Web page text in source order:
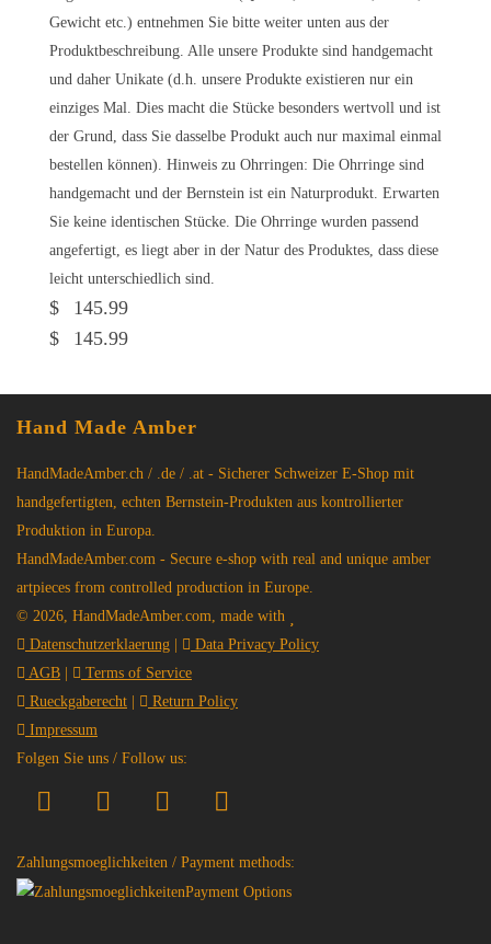
Gewicht etc.) entnehmen Sie bitte weiter unten aus der
Produktbeschreibung. Alle unsere Produkte sind handgemacht
und daher Unikate (d.h. unsere Produkte existieren nur ein
einziges Mal. Dies macht die Stücke besonders wertvoll und ist
der Grund, dass Sie dasselbe Produkt auch nur maximal einmal
bestellen können). Hinweis zu Ohrringen: Die Ohrringe sind
handgemacht und der Bernstein ist ein Naturprodukt. Erwarten
Sie keine identischen Stücke. Die Ohrringe wurden passend
angefertigt, es liegt aber in der Natur des Produktes, dass diese
leicht unterschiedlich sind.
$
145.99
$
145.99
Hand Made Amber
HandMadeAmber.ch / .de / .at - Sicherer Schweizer E-Shop mit
handgefertigten, echten Bernstein-Produkten aus kontrollierter
Produktion in Europa.
HandMadeAmber.com - Secure e-shop with real and unique amber
artpieces from controlled production in Europe.
© 2026, HandMadeAmber.com, made with
Datenschutzerklaerung
Data Privacy Policy
AGB
Terms of Service
Rueckgaberecht
Return Policy
Impressum
Folgen Sie uns / Follow us:
Zahlungsmoeglichkeiten / Payment methods: